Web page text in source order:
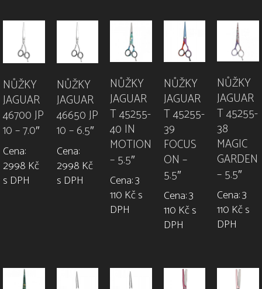
NŮŽKY
JAGUAR
46700 JP
10 – 7.0″
Cena:
2998 Kč
s DPH
NŮŽKY
JAGUAR
46650 JP
10 – 6.5″
Cena:
2998 Kč
s DPH
NŮŽKY
JAGUAR
T 45255-
40 IN
MOTION
– 5.5″
Cena: 3
110 Kč s
DPH
NŮŽKY
JAGUAR
T 45255-
39
FOCUS
ON –
5.5″
Cena: 3
110 Kč s
DPH
NŮŽKY
JAGUAR
T 45255-
38
MAGIC
GARDEN
– 5.5″
Cena: 3
110 Kč s
DPH